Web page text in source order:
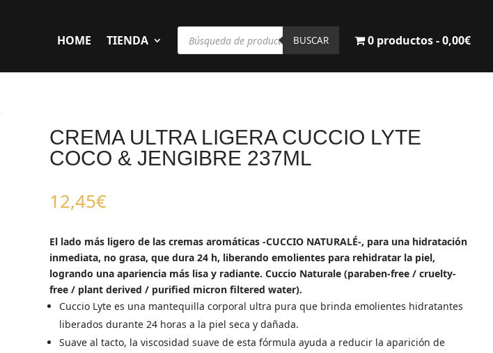
HOME TIENDA
Búsqueda
productos
BUSCAR 0 productos 0,00€
CREMA ULTRA LIGERA CUCCIO LYTE
COCO & JENGIBRE 237ML
12,45€
El lado más ligero de las cremas aromáticas -CUCCIO NATURALÉ-, para una hidratación
inmediata, no grasa, que dura 24 h, liberando emolientes para rehidratar la piel,
logrando una apariencia más lisa y radiante. Cuccio Naturale (paraben-free / cruelty-
free / plant derived / purified micron filtered water).
Cuccio Lyte es una mantequilla corporal ultra pura que brinda emolientes hidratantes
liberados durante 24 horas a la piel seca y dañada.
Suave al tacto, la viscosidad suave de esta fórmula ayuda a reducir la aparición de